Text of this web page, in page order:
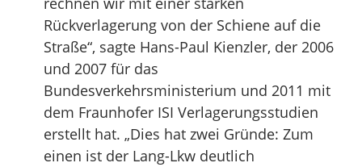
Rückverlagerung von der Schiene auf die
Straße“, sagte Hans-Paul Kienzler, der 2006
und 2007 für das
Bundesverkehrsministerium und 2011 mit
dem Fraunhofer ISI Verlagerungsstudien
erstellt hat. „Dies hat zwei Gründe: Zum
einen ist der Lang-Lkw deutlich